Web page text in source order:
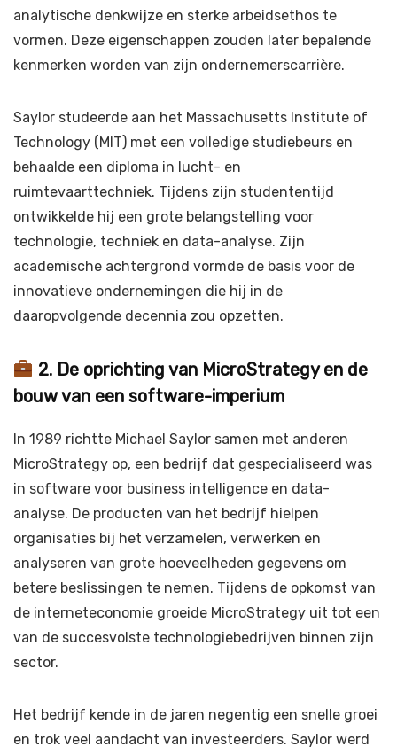
analytische denkwijze en sterke arbeidsethos te
vormen. Deze eigenschappen zouden later bepalende
kenmerken worden van zijn ondernemerscarrière.
Saylor studeerde aan het Massachusetts Institute of
Technology (MIT) met een volledige studiebeurs en
behaalde een diploma in lucht- en
ruimtevaarttechniek. Tijdens zijn studententijd
ontwikkelde hij een grote belangstelling voor
technologie, techniek en data-analyse. Zijn
academische achtergrond vormde de basis voor de
innovatieve ondernemingen die hij in de
daaropvolgende decennia zou opzetten.
2. De oprichting van MicroStrategy en de
bouw van een software-imperium
In 1989 richtte Michael Saylor samen met anderen
MicroStrategy op, een bedrijf dat gespecialiseerd was
in software voor business intelligence en data-
analyse. De producten van het bedrijf hielpen
organisaties bij het verzamelen, verwerken en
analyseren van grote hoeveelheden gegevens om
betere beslissingen te nemen. Tijdens de opkomst van
de interneteconomie groeide MicroStrategy uit tot een
van de succesvolste technologiebedrijven binnen zijn
sector.
Het bedrijf kende in de jaren negentig een snelle groei
en trok veel aandacht van investeerders. Saylor werd